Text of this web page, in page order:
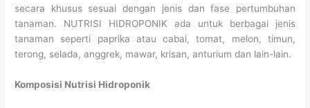
secara khusus sesuai dengan jenis dan fase pertumbuhan
tanaman. NUTRISI HIDROPONIK ada untuk berbagai jenis
tanaman seperti paprika atau cabai, tomat, melon, timun,
terong, selada, anggrek, mawar, krisan, anturium dan lain-lain.
Komposisi Nutrisi Hidroponik